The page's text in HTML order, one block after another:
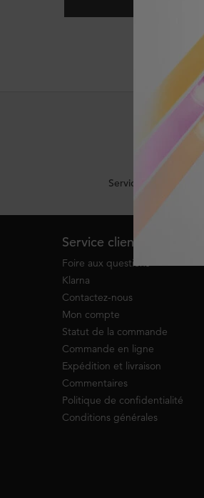
Service de clavardage
Service client
Foire aux questions
Klarna
Contactez-nous
Mon compte
Statut de la commande
Commande en ligne
Expédition et livraison
Commentaires
Politique de confidentialité
Conditions générales